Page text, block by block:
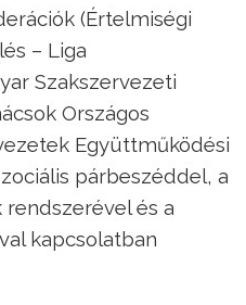
(Értelmiségi
– Liga
Szakszervezeti
Országos
Együttműködési
párbeszéddel, a
és a
kapcsolatban